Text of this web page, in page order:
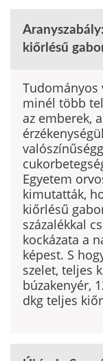
kiőrlésű
Tudományos
minél több
az emberek,
Egyetem
kimutatták,
kiőrlésű
százalékkal
kockázata a
képest. S
szelet, teljes
búzakenyér,
dkg teljes